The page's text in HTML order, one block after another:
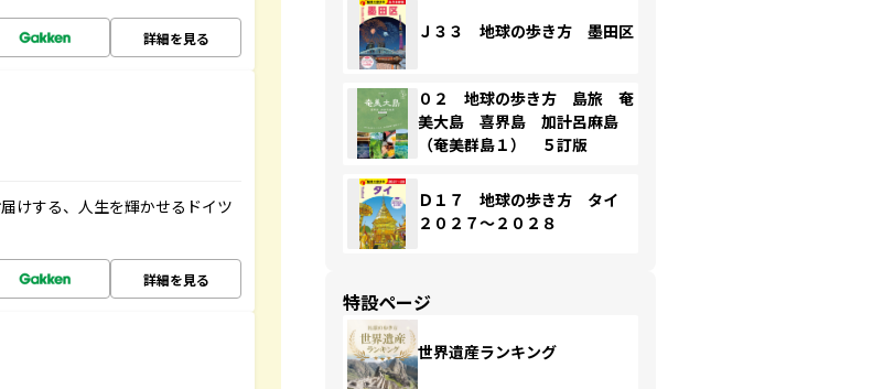
詳細を見る
けする、人生を輝かせるドイツ
詳細を見る
Ｊ３３ 地球の歩き方 墨田区
０２ 地球の歩き方 島旅 奄
美大島 喜界島 加計呂麻島
（奄美群島１） ５訂版
Ｄ１７ 地球の歩き方 タイ
２０２７～２０２８
特設ページ
世界遺産ランキング